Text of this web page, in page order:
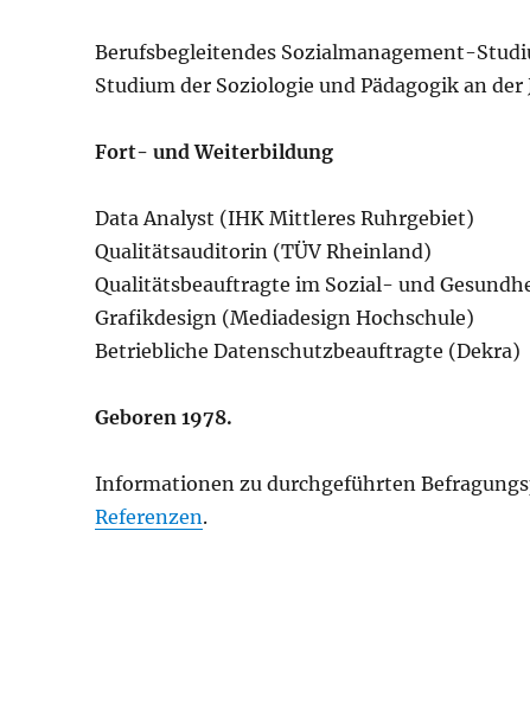
Berufsbegleitendes Sozialmanagement-
Studium der Soziologie und Pädagogik an
Fort- und Weiterbildung
Data Analyst (IHK Mittleres Ruhrgebiet)
Qualitätsauditorin (TÜV Rheinland)
Qualitätsbeauftragte im Sozial- und
Grafikdesign (Mediadesign Hochschule)
Betriebliche Datenschutzbeauftragte (Dekra)
Geboren 1978.
Informationen zu durchgeführten
Referenzen.